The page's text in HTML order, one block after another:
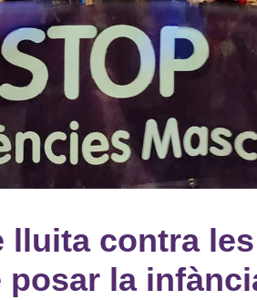
lluita contra
la